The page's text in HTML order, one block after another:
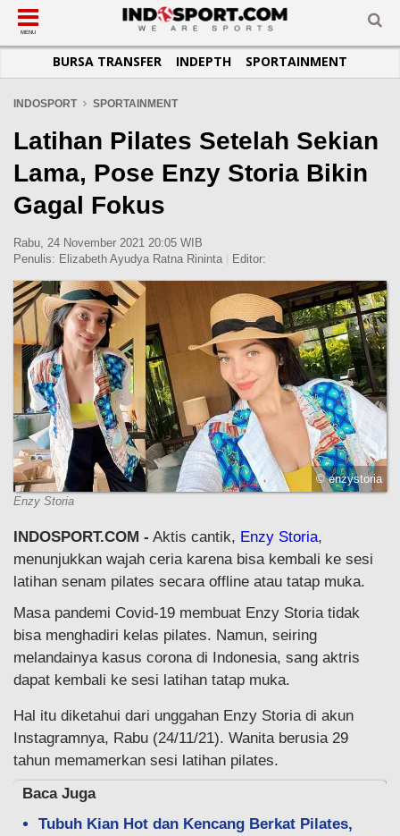
SUB-MENU
SEPAKBOLA
LIGA INGGRIS
LIGA ITALIA
LIGA SPANYOL
LIGA CHAMPIONS
LIGA PRANCIS
LIGA EUROPA
SUB-MENU
SPORTAINMENT
SUB-MENU
OTOMOTIF
OTOMANIA
SUB-MENU
BASKET
FUTSAL
OLIMPIK
E-SPORT
SUB-MENU
JADWAL
SUB-MENU
TOPIK HARI INI
INFOGRAFIS
GALERI FOTO
TEMPAT OLAHRAGA
PASUKAN SEHAT
MENU
BURSA TRANSFER INDEPTH SPORTAINMENT
INDOSPORT SPORTAINMENT
Latihan Pilates Setelah Sekian
Lama, Pose Enzy Storia Bikin
Gagal Fokus
Rabu, 24 November 2021 20:05 WIB
Penulis: Elizabeth Ayudya Ratna Rininta Editor:
© enzystoria
Enzy Storia
INDOSPORT.COM - Aktis cantik, Enzy Storia,
menunjukkan wajah ceria karena bisa kembali ke sesi
latihan senam pilates secara offline atau tatap muka.
Masa pandemi Covid-19 membuat Enzy Storia tidak
bisa menghadiri kelas pilates. Namun, seiring
melandainya kasus corona di Indonesia, sang aktris
dapat kembali ke sesi latihan tatap muka.
Hal itu diketahui dari unggahan Enzy Storia di akun
Instagramnya, Rabu (24/11/21). Wanita berusia 29
tahun memamerkan sesi latihan pilates.
Baca Juga
Tubuh Kian Hot dan Kencang Berkat Pilates,